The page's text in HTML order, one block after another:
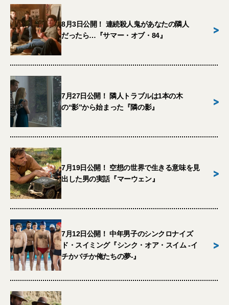
8月3日公開！ 連続殺人鬼があなたの隣人
だったら…『サマー・オブ・84』
>
7月27日公開！ 隣人トラブルは1本の木
の“影”から始まった『隣の影』
>
7月19日公開！ 空想の世界で生きる意味を見
出した男の実話『マーウェン』
>
7月12日公開！ 中年男子のシンクロナイズ
ド・スイミング『シンク・オア・スイム -イ
チかバチか俺たちの夢-』
>